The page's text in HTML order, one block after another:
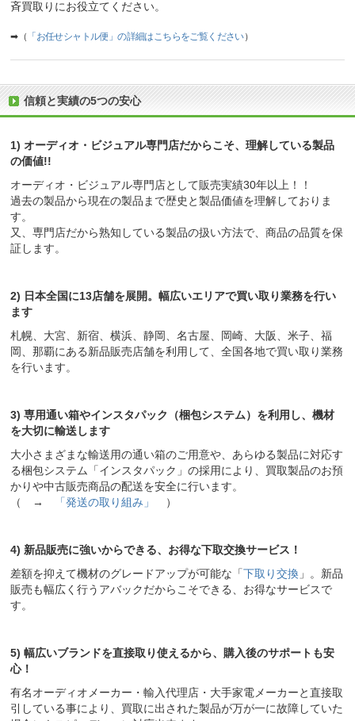
斉買取りにお役立てください。
➡（ 「お任せシャトル便」の詳細はこちらをご覧ください）
信頼と実績の5つの安心
1) オーディオ・ビジュアル専門店だからこそ、理解している製品
の価値!!
オーディオ・ビジュアル専門店として販売実績30年以上！！
過去の製品から現在の製品まで歴史と製品価値を理解しておりま
す。
又、専門店だから熟知している製品の扱い方法で、商品の品質を保
証します。
2) 日本全国に13店舗を展開。幅広いエリアで買い取り業務を行い
ます
札幌、大宮、新宿、横浜、静岡、名古屋、岡崎、大阪、米子、福
岡、那覇にある新品販売店舗を利用して、全国各地で買い取り業務
を行います。
3) 専用通い箱やインスタパック（梱包システム）を利用し、機材
を大切に輸送します
大小さまざまな輸送用の通い箱のご用意や、あらゆる製品に対応す
る梱包システム「インスタパック」の採用により、買取製品のお預
かりや中古販売商品の配送を安全に行います。
（ →
「発送の取り組み」 ）
4) 新品販売に強いからできる、お得な下取交換サービス！
差額を抑えて機材のグレードアップが可能な「下取り交換 」。新品
販売も幅広く行うアバックだからこそできる、お得なサービスで
す。
5) 幅広いブランドを直接取り使えるから、購入後のサポートも安
心！
有名オーディオメーカー・輸入代理店・大手家電メーカーと直接取
引している事により、買取に出された製品が万が一に故障していた